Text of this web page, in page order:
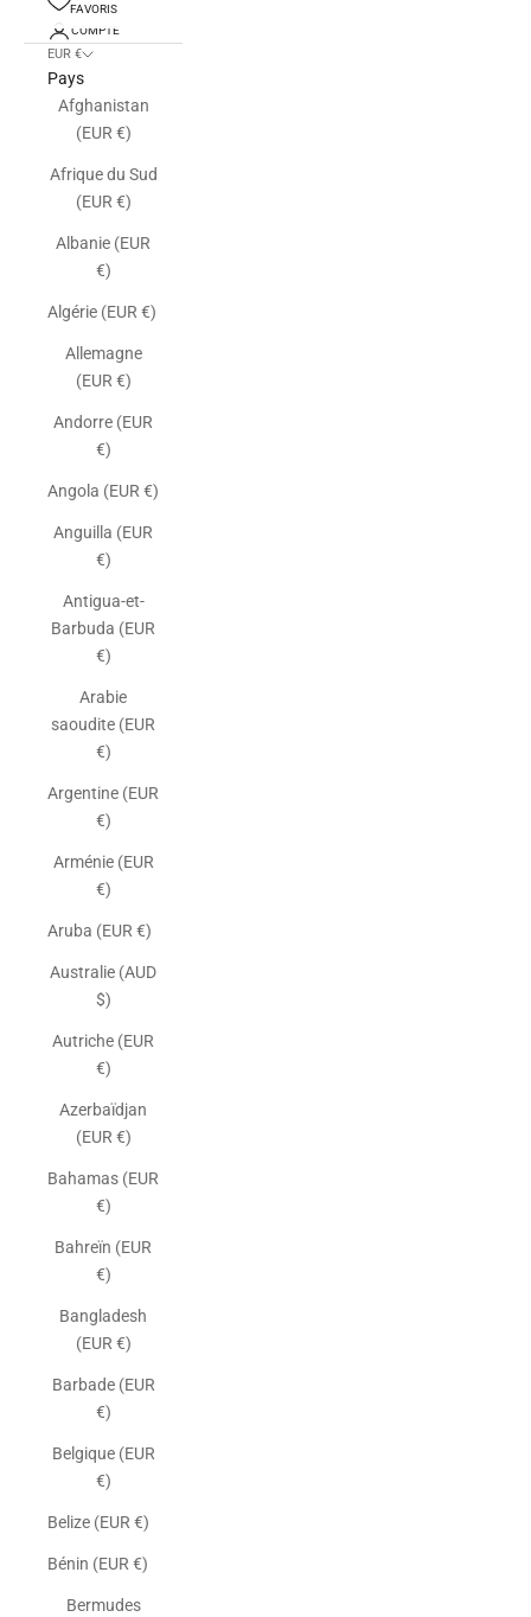
FAVORIS
COMPTE
EUR €
Pays
Afghanistan
(EUR €)
Afrique du Sud
(EUR €)
Albanie (EUR
€)
Algérie (EUR €)
Allemagne
(EUR €)
Andorre (EUR
€)
Angola (EUR €)
Anguilla (EUR
€)
Antigua-et-
Barbuda (EUR
€)
Arabie
saoudite (EUR
€)
Argentine (EUR
€)
Arménie (EUR
€)
Aruba (EUR €)
Australie (AUD
$)
Autriche (EUR
€)
Azerbaïdjan
(EUR €)
Bahamas (EUR
€)
Bahreïn (EUR
€)
Bangladesh
(EUR €)
Barbade (EUR
€)
Belgique (EUR
€)
Belize (EUR €)
Bénin (EUR €)
Bermudes